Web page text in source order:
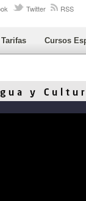
Twitter RSS
Cursos